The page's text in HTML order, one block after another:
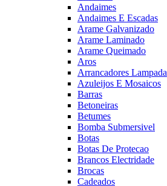
Andaimes
Andaimes E Escadas
Arame Galvanizado
Arame Laminado
Arame Queimado
Aros
Arrancadores Lampada
Azuleijos E Mosaicos
Barras
Betoneiras
Betumes
Bomba Submersivel
Botas
Botas De Protecao
Brancos Electridade
Brocas
Cadeados